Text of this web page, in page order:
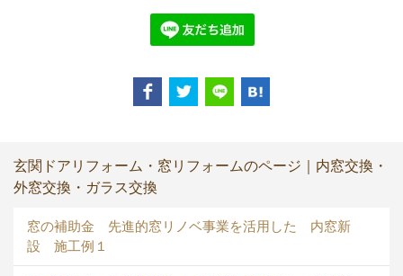
玄関ドアリフォーム・窓リフォームのページ｜内窓交換・
外窓交換・ガラス交換
窓の補助金 先進的窓リノベ事業を活用した 内窓新
設 施工例１